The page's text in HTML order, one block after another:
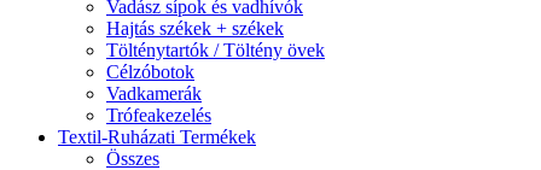
Vadász sípok és vadhívók
Hajtás székek + székek
Tölténytartók / Töltény övek
Célzóbotok
Vadkamerák
Trófeakezelés
Textil-Ruházati Termékek
Összes